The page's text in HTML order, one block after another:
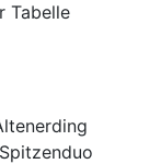
Tabelle